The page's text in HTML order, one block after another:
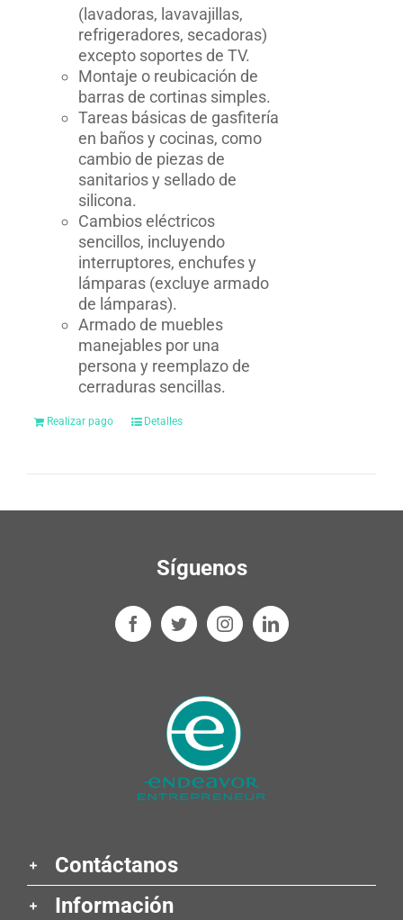
(lavadoras, lavavajillas,
refrigeradores, secadoras)
excepto soportes de TV.
Montaje o reubicación de
barras de cortinas simples.
Tareas básicas de gasfitería
en baños y cocinas, como
cambio de piezas de
sanitarios y sellado de
silicona.
Cambios eléctricos
sencillos, incluyendo
interruptores, enchufes y
lámparas (excluye armado
de lámparas).
Armado de muebles
manejables por una
persona y reemplazo de
cerraduras sencillas.
Realizar pago Detalles
Síguenos
Contáctanos
Información